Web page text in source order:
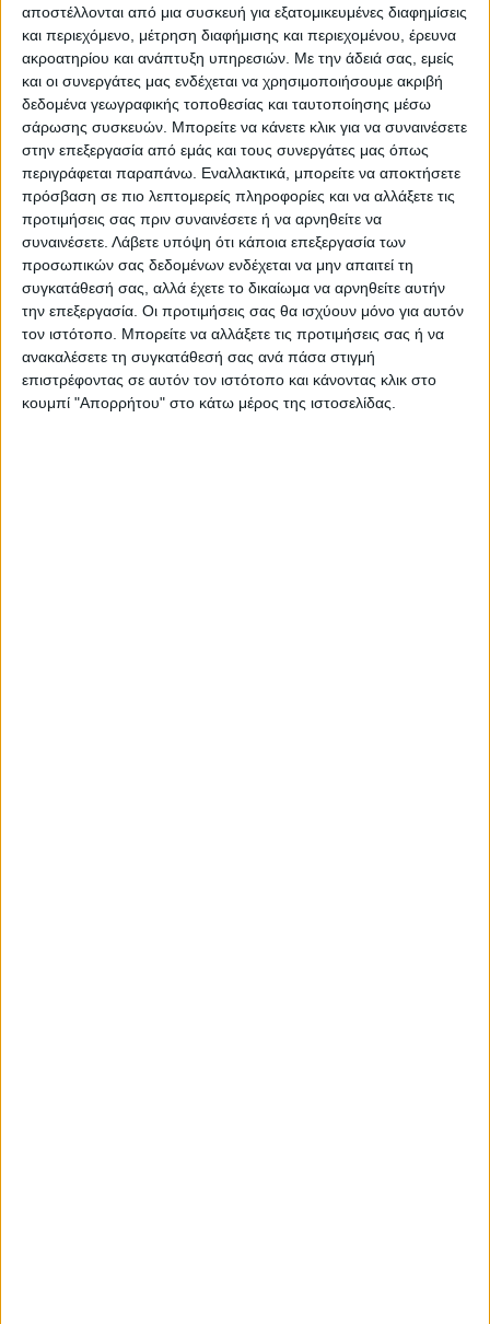
αποστέλλονται από μια συσκευή για εξατομικευμένες διαφημίσεις
και περιεχόμενο, μέτρηση διαφήμισης και περιεχομένου, έρευνα
ακροατηρίου και ανάπτυξη υπηρεσιών. Με την άδειά σας, εμείς
και οι συνεργάτες μας ενδέχεται να χρησιμοποιήσουμε ακριβή
δεδομένα γεωγραφικής τοποθεσίας και ταυτοποίησης μέσω
σάρωσης συσκευών. Μπορείτε να κάνετε κλικ για να συναινέσετε
στην επεξεργασία από εμάς και τους συνεργάτες μας όπως
περιγράφεται παραπάνω. Εναλλακτικά, μπορείτε να αποκτήσετε
πρόσβαση σε πιο λεπτομερείς πληροφορίες και να αλλάξετε τις
προτιμήσεις σας πριν συναινέσετε ή να αρνηθείτε να
συναινέσετε. Λάβετε υπόψη ότι κάποια επεξεργασία των
προσωπικών σας δεδομένων ενδέχεται να μην απαιτεί τη
συγκατάθεσή σας, αλλά έχετε το δικαίωμα να αρνηθείτε αυτήν
την επεξεργασία. Οι προτιμήσεις σας θα ισχύουν μόνο για αυτόν
τον ιστότοπο. Μπορείτε να αλλάξετε τις προτιμήσεις σας ή να
ανακαλέσετε τη συγκατάθεσή σας ανά πάσα στιγμή
επιστρέφοντας σε αυτόν τον ιστότοπο και κάνοντας κλικ στο
κουμπί "Απορρήτου" στο κάτω μέρος της ιστοσελίδας.
ΠΑΡΟΜΟΙΑ ΑΡΘΡΑ